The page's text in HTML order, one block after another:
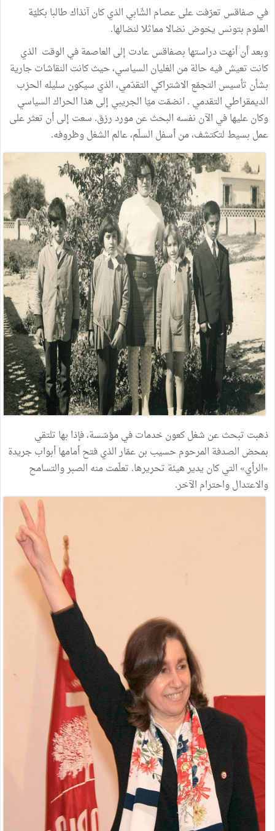
في صفاقس تعرّفت على عصام الشّابي الذي كان آنذاك طالبا بكليّة
العلوم بتونس يخوض نضالا مماثلا لنضالها.
وبعد أن أنهت دراستها بصفاقس عادت إلى العاصمة في الوقت الذي
كانت تعيش فيه حالة من الغليان السياسي، حيث كانت النقاشات جارية
بشأن تأسيس التجمّع الاشتراكي التقدّمي، الذي سيكون سليله الحزب
الديمقراطي التقدمي . انضمّت ميّا الجريبي إلى هذا الحراك السياسي
وكان عليها في الآن نفسه البحث عن مورد رزق. سعت إلى أن تعثر على
عمل بسيط لتكتشف، من أسفل السلّم، عالم الشغل وظروفه.
ذهبت تبحث عن شغل كعون خدمات في مؤسّسة، فإذا بها تلتقي
بمحض الصدفة المرحوم حسيب بن عمّار الذي فتح أمامها أبواب جريدة
«الرأي» التي كان يدير هيئة تحريرها. تعلّمت منه الصبر والتسامح
والاعتدال واحترام الآخر.